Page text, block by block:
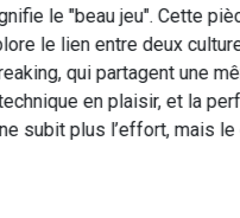
Cette pièce pour 6
cultures populaires, le
une même ambition :
et la performance en jeu.
mais le célèbre.